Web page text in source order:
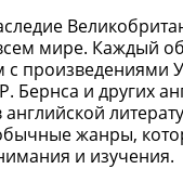
мире. Каждый
с произведениями
Бернса и других
жанры,
и изучения.